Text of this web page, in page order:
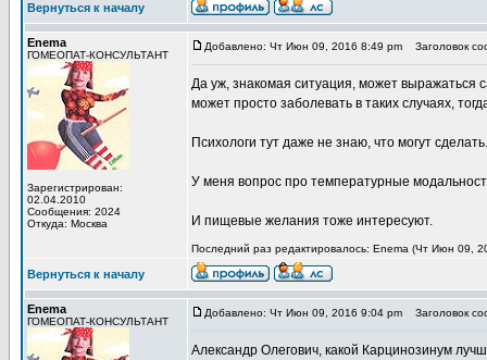
Вернуться к началу
Enema
ГОМЕОПАТ-КОНСУЛЬТАНТ
Зарегистрирован:
02.04.2010
Сообщения: 2024
Откуда: Москва
Добавлено: Чт Июн 09, 2016 8:49 pm Заголовок
Да уж, знакомая ситуация, может
может просто заболевать в таких случаях,
Психологи тут даже не знаю, что могут
У меня вопрос про температурные
И пищевые желания тоже интересуют.
Последний раз редактировалось: Enema (Чт Июн 09,
Вернуться к началу
Enema
ГОМЕОПАТ-КОНСУЛЬТАНТ
Добавлено: Чт Июн 09, 2016 9:04 pm Заголовок
Александр Олегович, какой Карцинозинум